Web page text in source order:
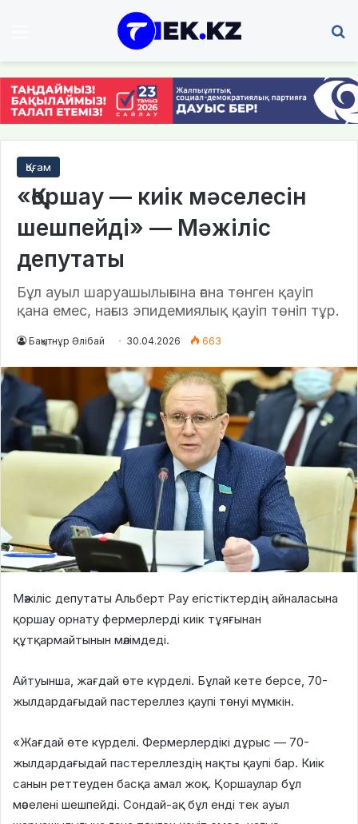
Қоғам
«Қоршау — киік мәселесін
шешпейді» — Мәжіліс
депутаты
Бұл ауыл шаруашылығына ғана төнген қауіп
қана емес, нағыз эпидемиялық қауіп төніп тұр.
Бақытнұр Әлібай 30.04.2026 663
Мәжіліс депутаты Альберт Рау егістіктердің айналасына
қоршау орнату фермерлерді киік тұяғынан
құтқармайтынын мәлімдеді.
Айтуынша, жағдай өте күрделі. Бұлай кете берсе, 70-
жылдардағыдай пастереллез қаупі төнуі мүмкін.
«Жағдай өте күрделі. Фермерлердікі дұрыс — 70-
жылдардағыдай пастереллездің нақты қаупі бар. Киік
санын реттеуден басқа амал жоқ. Қоршаулар бұл
мәселені шешпейді. Сондай-ақ бұл енді тек ауыл